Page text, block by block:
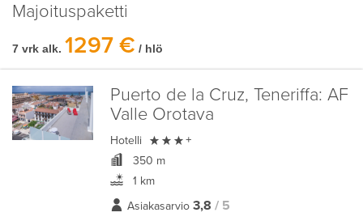
Majoituspaketti
7 vrk alk. 1297 € / hlö
Puerto de la Cruz, Teneriffa: AF
Valle Orotava
Hotelli  +
350 m
1 km
Asiakasarvio 3,8 / 5